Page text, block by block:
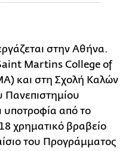
στην Αθήνα.
Martins College of
και στη Σχολή Καλών
Πανεπιστημίου
υποτροφία από το
χρηματικό βραβείο
του Προγράμματος